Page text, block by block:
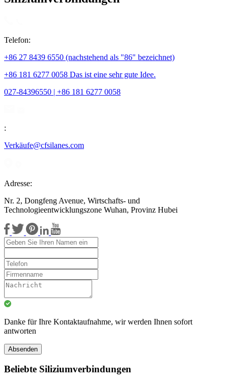
Telefon:
+86 27 8439 6550 (nachstehend als "86" bezeichnet)
+86 181 6277 0058 Das ist eine sehr gute Idee.
027-84396550 | +86 181 6277 0058
:
Verkäufe@cfsilanes.com
Adresse:
Nr. 2, Dongfeng Avenue, Wirtschafts- und
Technologieentwicklungszone Wuhan, Provinz Hubei
Danke für Ihre Kontaktaufnahme, wir werden Ihnen sofort
antworten
Absenden
Beliebte Siliziumverbindungen